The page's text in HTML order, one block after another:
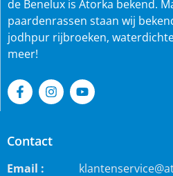
de Benelux is Atorka bekend.
paardenrassen staan wij
jodhpur rijbroeken,
meer!
Contact
Email :